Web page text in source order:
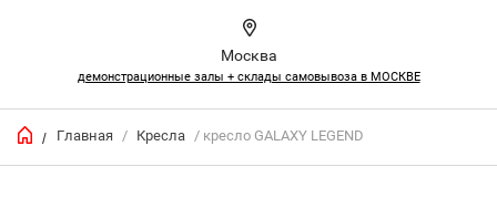
Москва
демонстрационные залы + склады самовывоза в МОСКВЕ
/ Главная / Кресла / кресло GALAXY LEGEND